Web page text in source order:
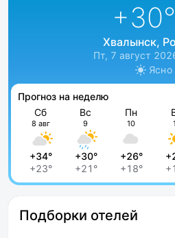
+30
Хвалынск,
Пт, 7 август
Ясно
Прогноз на неделю
Сб
8 авг
+34°
+23°
Вс
9
+30°
+21°
Пн
10
+26°
+18°
Подборки отелей